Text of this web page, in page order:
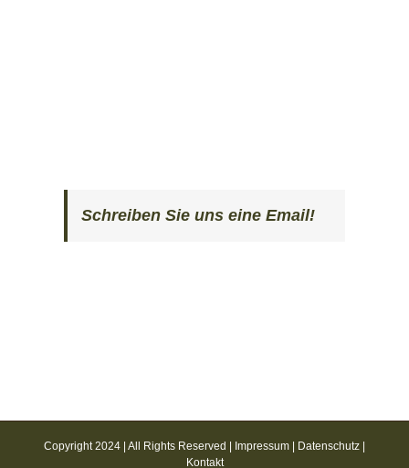
Schreiben Sie uns eine Email!
Copyright 2024 | All Rights Reserved | Impressum Datenschutz
Kontakt